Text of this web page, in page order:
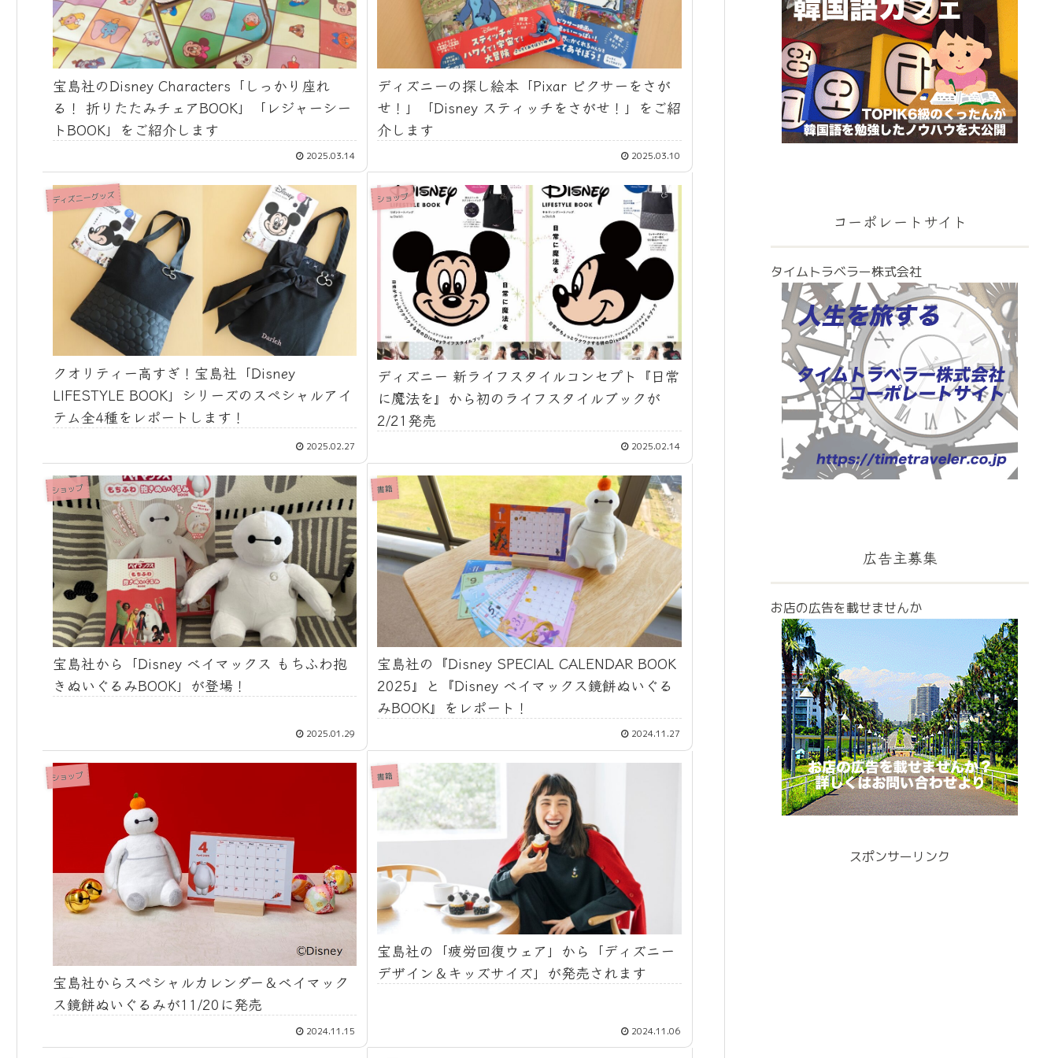
宝島社のDisney Characters「しっかり座れ
る！ 折りたたみチェアBOOK」「レジャーシー
トBOOK」をご紹介します
2025.03.14
ディズニーの探し絵本「Pixar ピクサーをさが
せ！」「Disney スティッチをさがせ！」をご紹
介します
2025.03.10
ディズニーグッズ
クオリティー高すぎ！宝島社「Disney
LIFESTYLE BOOK」シリーズのスペシャルアイ
テム全4種をレポートします！
2025.02.27
ショップ
ディズニー 新ライフスタイルコンセプト『日常
に魔法を』から初のライフスタイルブックが
2/21発売
2025.02.14
ショップ
宝島社から「Disney ベイマックス もちふわ抱
きぬいぐるみBOOK」が登場！
2025.01.29
書籍
宝島社の『Disney SPECIAL CALENDAR BOOK
2025』と『Disney ベイマックス鏡餅ぬいぐる
みBOOK』をレポート！
2024.11.27
ショップ
宝島社からスペシャルカレンダー＆ベイマック
ス鏡餅ぬいぐるみが11/20に発売
2024.11.15
書籍
宝島社の「疲労回復ウェア」から「ディズニー
デザイン＆キッズサイズ」が発売されます
2024.11.06
コーポレートサイト
タイムトラベラー株式会社
広告主募集
お店の広告を載せませんか
スポンサーリンク